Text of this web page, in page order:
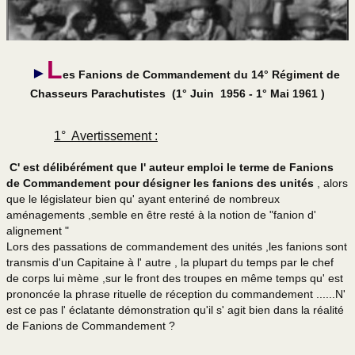
La neige et le feu
De Jebsheim à Avord
39/45 et 1° RCP
Avec Les Paras du 1°
Vosges & Alsace
Dien Bien Phu
La 3 en Indochine
1er RCP en Indochine
Algérie jumelles
► Les Fanions de Commandement du 14° Régiment de
Chasseurs Parachutistes (1° Juin 1956 - 1° Mai 1961 )
1° Avertissement :
C' est délibérément que l' auteur emploi le terme de Fanions
de Commandement pour désigner les fanions des unités , alors
que le législateur bien qu' ayant enteriné de nombreux
aménagements ,semble en être resté à la notion de "fanion d'
alignement "
Lors des passations de commandement des unités ,les fanions sont
transmis d'un Capitaine à l' autre , la plupart du temps par le chef
de corps lui mème ,sur le front des troupes en même temps qu' est
prononcée la phrase rituelle de réception du commandement ......N'
est ce pas l' éclatante démonstration qu'il s' agit bien dans la réalité
de Fanions de Commandement ?